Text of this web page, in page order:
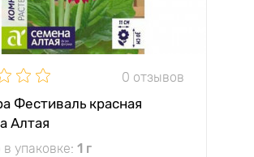
0 отзывов
Фестиваль красная
Алтая
упаковке: 1 г